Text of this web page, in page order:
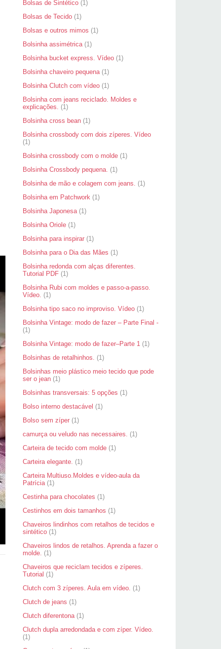
Bolsas de Sintético (1)
Bolsas de Tecido (1)
Bolsas e outros mimos (1)
Bolsinha assimétrica (1)
Bolsinha bucket express. Vídeo (1)
Bolsinha chaveiro pequena (1)
Bolsinha Clutch com vídeo (1)
Bolsinha com jeans reciclado. Moldes e
explicações.
(1)
Bolsinha cross bean (1)
Bolsinha crossbody com dois zíperes. Vídeo
(1)
Bolsinha crossbody com o molde (1)
Bolsinha Crossbody pequena. (1)
Bolsinha de mão e colagem com jeans.
(1)
Bolsinha em Patchwork (1)
Bolsinha Japonesa (1)
Bolsinha Oriole (1)
Bolsinha para inspirar (1)
Bolsinha para o Dia das Mães (1)
Bolsinha redonda com alças diferentes.
Tutorial PDF (1)
Bolsinha Rubi com moldes e passo-a-passo.
Vídeo. (1)
Bolsinha tipo saco no improviso. Vídeo (1)
Bolsinha Vintage: modo de fazer – Parte Final -
(1)
Bolsinha Vintage: modo de fazer–Parte 1 (1)
Bolsinhas de retalhinhos.
(1)
Bolsinhas meio plástico meio tecido que pode
ser o jean (1)
Bolsinhas transversais: 5 opções (1)
Bolso interno destacável (1)
Bolso sem zíper (1)
camurça ou veludo nas necessaires.
(1)
Carteira de tecido com molde (1)
Carteira elegante. (1)
Carteira Multiuso.Moldes e vídeo-aula da
Patrícia (1)
Cestinha para chocolates (1)
Cestinhos em dois tamanhos (1)
Chaveiros lindinhos com retalhos de tecidos e
sintético (1)
Chaveiros lindos de retalhos. Aprenda a fazer o
molde. (1)
Chaveiros que reciclam tecidos e zíperes.
Tutorial (1)
Clutch com 3 zíperes. Aula em vídeo. (1)
Clutch de jeans (1)
Clutch diferentona (1)
Clutch dupla arredondada e com zíper. Vídeo.
(1)